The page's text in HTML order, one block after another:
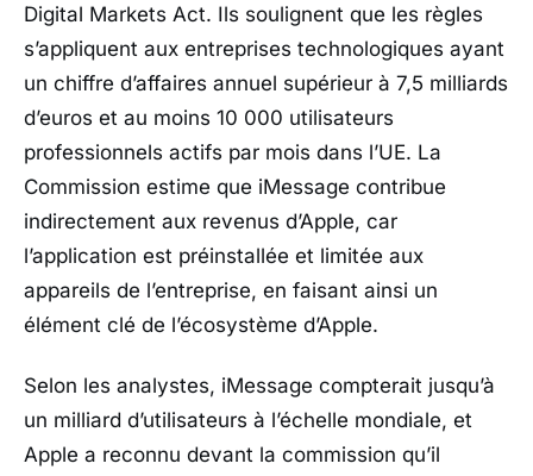
Digital Markets Act. Ils soulignent que les règles
s’appliquent aux entreprises technologiques ayant
un chiffre d’affaires annuel supérieur à 7,5 milliards
d’euros et au moins 10 000 utilisateurs
professionnels actifs par mois dans l’UE. La
Commission estime que iMessage contribue
indirectement aux revenus d’Apple, car
l’application est préinstallée et limitée aux
appareils de l’entreprise, en faisant ainsi un
élément clé de l’écosystème d’Apple.
Selon les analystes, iMessage compterait jusqu’à
un milliard d’utilisateurs à l’échelle mondiale, et
Apple a reconnu devant la commission qu’il